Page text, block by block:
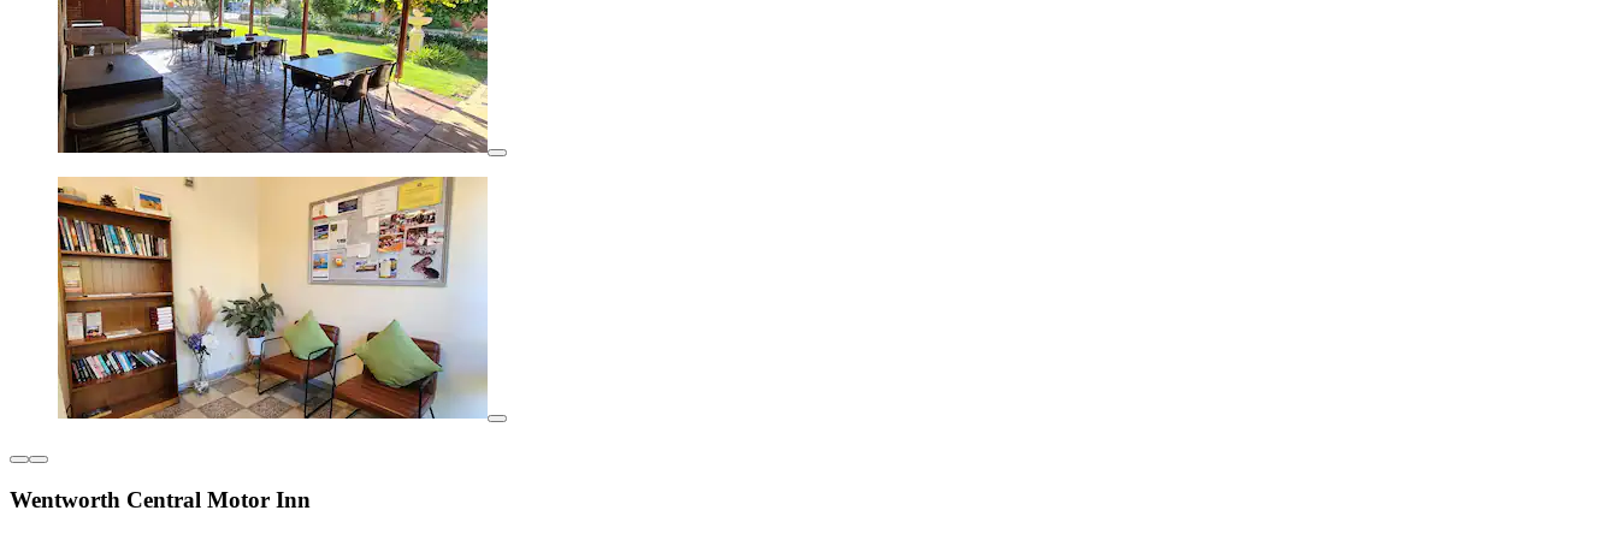
Wentworth Central Motor Inn